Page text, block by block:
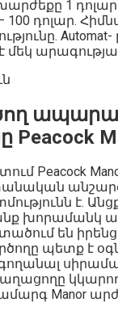
1 դոլար
100 դոլար.
Automat-
Peacock
Peacock
անշարժ
է.
խորամանկ
են
պետք է
գողանալ
Manor